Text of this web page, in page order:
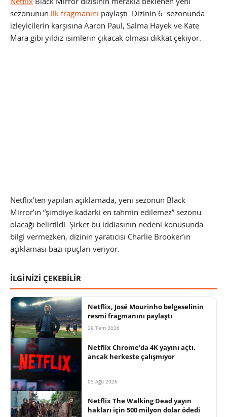
sezonunun ilk fragmanını paylaştı. Dizinin 6. sezonunda
izleyicilerin karşısına Aaron Paul, Salma Hayek ve Kate
Mara gibi yıldız isimlerin çıkacak olması dikkat çekiyor.
Netflix’ten yapılan açıklamada, yeni sezonun Black
Mirror’ın “şimdiye kadarki en tahmin edilemez” sezonu
olacağı belirtildi. Şirket bu iddiasının nedeni konusunda
bilgi vermezken, dizinin yaratıcısı Charlie Brooker’ın
açıklaması bazı ipuçları veriyor.
İLGİNİZİ ÇEKEBİLİR
Netflix, José Mourinho belgeselinin
resmi fragmanını paylaştı
29 Tem 2026
Netflix Chrome’da 4K yayını açtı,
ancak herkeste çalışmıyor
05 Ağu 2026
Netflix The Walking Dead yayın
hakları için 500 milyon dolar ödedi